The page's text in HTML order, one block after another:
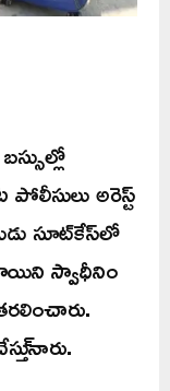
పోలీసులు అరెస్ట్
సూట్‌కేస్‌లో
స్వాధీనిం